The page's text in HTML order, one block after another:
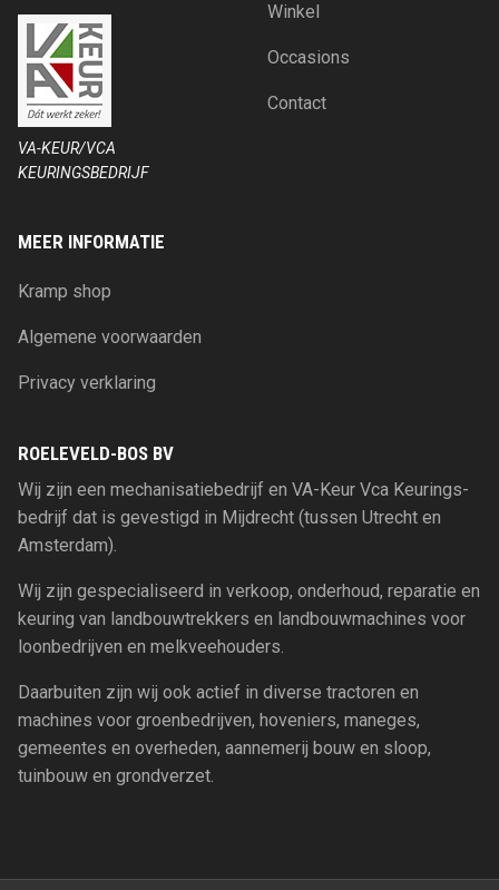
VA-KEUR/VCA
KEURINGSBEDRIJF
Winkel
Occasions
Contact
MEER INFORMATIE
Kramp shop
Algemene voorwaarden
Privacy verklaring
ROELEVELD-BOS BV
Wij zijn een mechanisatiebedrijf en VA-Keur Vca Keurings-
bedrijf dat is gevestigd in Mijdrecht (tussen Utrecht en
Amsterdam).
Wij zijn gespecialiseerd in verkoop, onderhoud, reparatie en
keuring van landbouwtrekkers en landbouwmachines voor
loonbedrijven en melkveehouders.
Daarbuiten zijn wij ook actief in diverse tractoren en
machines voor groenbedrijven, hoveniers, maneges,
gemeentes en overheden, aannemerij bouw en sloop,
tuinbouw en grondverzet.